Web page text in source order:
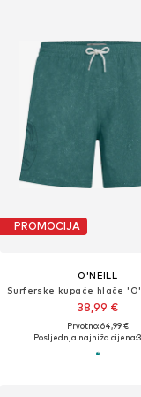
PROMOCIJA
O'NEILL
38,99 €
Prvotno: 64,99 €
Posljednja najniža cijena: